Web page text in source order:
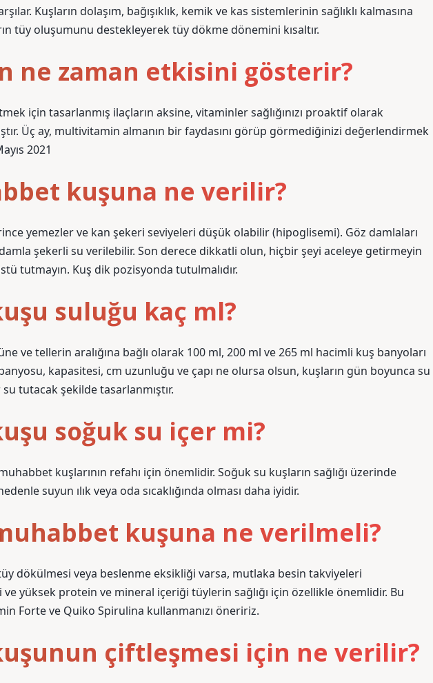
Kuşların dolaşım, bağışıklık, kemik ve kas sistemlerinin sağlıklı kalmasına
tüy oluşumunu destekleyerek tüy dökme dönemini kısaltır.
ne zaman etkisini gösterir?
için tasarlanmış ilaçların aksine, vitaminler sağlığınızı proaktif olarak
Üç ay, multivitamin almanın bir faydasını görüp görmediğinizi değerlendirmek
2021
kuşuna ne verilir?
yemezler ve kan şekeri seviyeleri düşük olabilir (hipoglisemi). Göz damlaları
şekerli su verilebilir. Son derece dikkatli olun, hiçbir şeyi aceleye getirmeyin
tutmayın. Kuş dik pozisyonda tutulmalıdır.
suluğu kaç ml?
ve tellerin aralığına bağlı olarak 100 ml, 200 ml ve 265 ml hacimli kuş banyoları
kapasitesi, cm uzunluğu ve çapı ne olursa olsun, kuşların gün boyunca su
su tutacak şekilde tasarlanmıştır.
soğuk su içer mi?
kuşlarının refahı için önemlidir. Soğuk su kuşların sağlığı üzerinde
suyun ılık veya oda sıcaklığında olması daha iyidir.
kuşuna ne verilmeli?
dökülmesi veya beslenme eksikliği varsa, mutlaka besin takviyeleri
ve yüksek protein ve mineral içeriği tüylerin sağlığı için özellikle önemlidir. Bu
Forte ve Quiko Spirulina kullanmanızı öneririz.
çiftleşmesi için ne verilir?